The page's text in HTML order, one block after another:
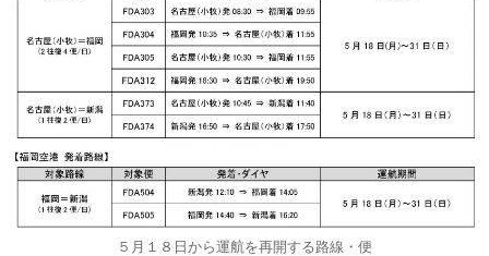
５月１８日から運航を再開する路線・便